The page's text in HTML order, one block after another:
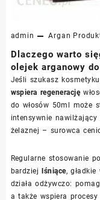
admin Argan
Dlaczego warto
olejek arganowy
Jeśli szukasz
wspiera regenerację
do włosów 50ml może
intensywnie
żelaznej – surowca
Regularne stosowanie
bardziej
lśniące,
działa odżywczo:
a także wspiera